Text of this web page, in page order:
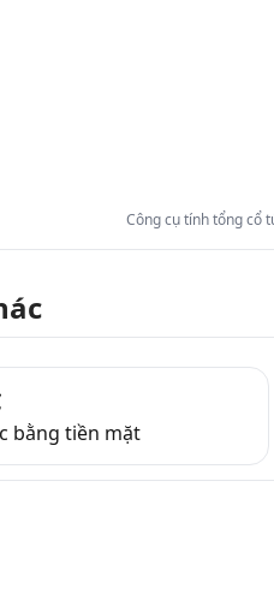
Công cụ tính tổng cổ
bằng tiền mặt